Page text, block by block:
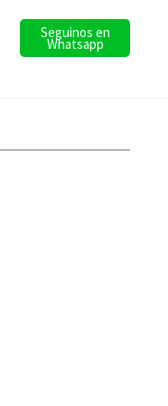
Seguinos en
Whatsapp